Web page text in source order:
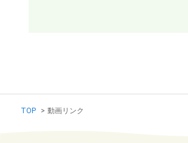
TOP > 動画リンク